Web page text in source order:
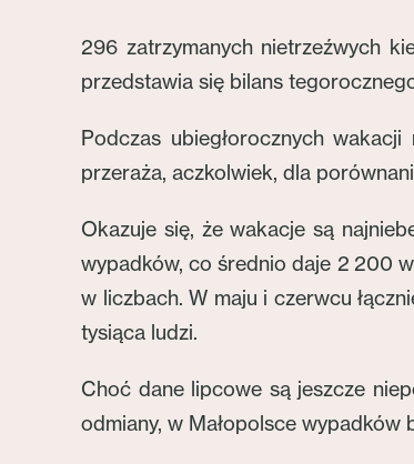
296 zatrzymanych nietrzeźwych
przedstawia się bilans
Podczas ubiegłorocznych
przeraża, aczkolwiek, dla
Okazuje się, że wakacje są
wypadków, co średnio daje 2 200
w liczbach. W maju i czerwcu
tysiąca ludzi.
Choć dane lipcowe są jeszcze
odmiany, w Małopolsce wypadków